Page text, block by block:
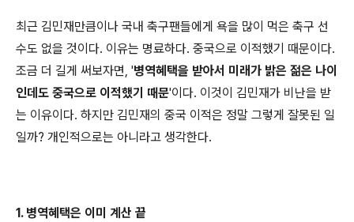
최근 김민재만큼이나 국내 축구팬들에게 욕을 많이 먹은 축구 선
수도 없을 것이다. 이유는 명료하다. 중국으로 이적했기 때문이다.
조금 더 길게 써보자면, '병역혜택을 받아서 미래가 밝은 젊은 나이
인데도 중국으로 이적했기 때문'이다. 이것이 김민재가 비난을 받
는 이유이다. 하지만 김민재의 중국 이적은 정말 그렇게 잘못된 일
일까? 개인적으로는 아니라고 생각한다.
1. 병역혜택은 이미 계산 끝